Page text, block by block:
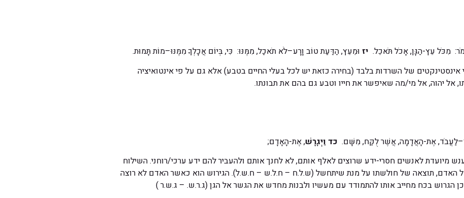
מִכֹּל עֵץ-הַגָּן, אָכֹל תֹּאכֵל. יז וּמֵעֵץ, הַדַּעַת טוֹב וָרָע–לֹא תֹאכַל, מִמֶּנּוּ: כִּי, בְּיוֹם אֲכָלְךָ מִמֶּנּוּ–מוֹת תָּמוּת.
אינסטינקטים של השרדות בלבד (בחירה כזאת יש לכל בעלי החיים בטבע) אלא גם על פי אינטואיציה
אל יהוה, אל מי/מה שאיפשר את חייו וטבע גם בהם את תבונתו.
אֶת-הָאֲדָמָה, אֲשֶׁר לֻקַּח, מִשָּׁם. כד וַיְגָרֶשׁ, אֶת-הָאָדָם;
מיועדת לאנשים חסרי-ידע שרוצים לאלף אותם, לא לחנך אותם ולהעביר להם ידע ערכי/רוחני. השילוח
האדם, תוצאה של חולשתו על מנת שיתחשל (ש.ל.ח – ח.ל.ש – ח.ש.ל). הגירוש הוא כאשר האדם לא רוצה
הגרוש בכח מחייב אותו להתמודד עם מעשיו ולבנות מחדש את הגשר אל הגן (ג.ר.ש. – ג.ש.ר )